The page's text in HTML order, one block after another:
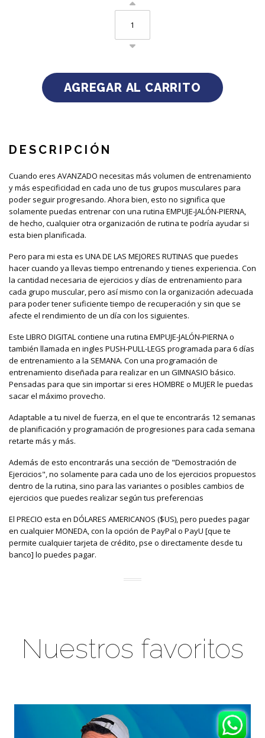
DESCRIPCIÓN
Cuando eres AVANZADO necesitas más volumen de entrenamiento
y más especificidad en cada uno de tus grupos musculares para
poder seguir progresando. Ahora bien, esto no significa que
solamente puedas entrenar con una rutina EMPUJE-JALÓN-PIERNA,
de hecho, cualquier otra organización de rutina te podría ayudar si
esta bien planificada.
Pero para mi esta es UNA DE LAS MEJORES RUTINAS que puedes
hacer cuando ya llevas tiempo entrenando y tienes experiencia. Con
la cantidad necesaria de ejercicios y días de entrenamiento para
cada grupo muscular, pero así mismo con la organización adecuada
para poder tener suficiente tiempo de recuperación y sin que se
afecte el rendimiento de un día con los siguientes.
Este LIBRO DIGITAL contiene una rutina EMPUJE-JALÓN-PIERNA o
también llamada en ingles PUSH-PULL-LEGS programada para 6 días
de entrenamiento a la SEMANA. Con una programación de
entrenamiento diseñada para realizar en un GIMNASIO básico.
Pensadas para que sin importar si eres HOMBRE o MUJER le puedas
sacar el máximo provecho.
Adaptable a tu nivel de fuerza, en el que te encontrarás 12 semanas
de planificación y programación de progresiones para cada semana
retarte más y más.
Además de esto encontrarás una sección de "Demostración de
Ejercicios", no solamente para cada uno de los ejercicios propuestos
dentro de la rutina, sino para las variantes o posibles cambios de
ejercicios que puedes realizar según tus preferencias
El PRECIO esta en DÓLARES AMERICANOS ($US), pero puedes pagar
en cualquier MONEDA, con la opción de PayPal o PayU [que te
permite cualquier tarjeta de crédito, pse o directamente desde tu
banco] lo puedes pagar.
Nuestros favoritos